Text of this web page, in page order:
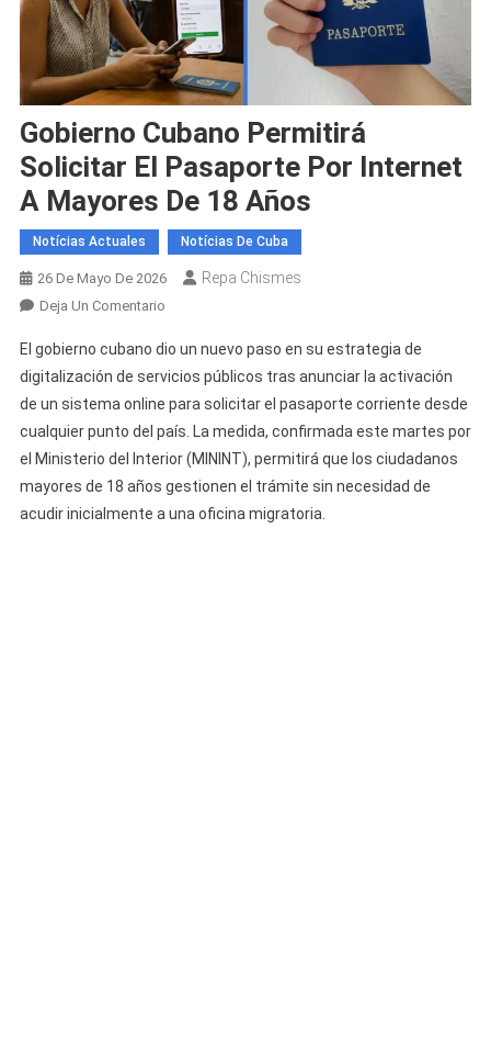
Gobierno Cubano Permitirá
Solicitar El Pasaporte Por Internet
A Mayores De 18 Años
Notícias Actuales Notícias De Cuba
26 De Mayo De 2026 Repa Chismes
Deja Un ComentarioEn
Cubano
Permitirá
Solicitar
El
Pasaporte
Por
Internet
El gobierno cubano dio un nuevo paso en su estrategia de
digitalización de servicios públicos tras anunciar la activación
de un sistema online para solicitar el pasaporte corriente desde
cualquier punto del país. La medida, confirmada este martes por
el Ministerio del Interior (MININT), permitirá que los ciudadanos
mayores de 18 años gestionen el trámite sin necesidad de
acudir inicialmente a una oficina migratoria.